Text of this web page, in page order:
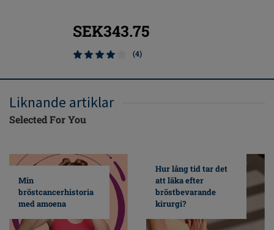
SEK343.75
(4)
Liknande artiklar
Selected For You
Min
bröstcancerhistoria
med amoena
Hur lång tid tar det
att läka efter
bröstbevarande
kirurgi?